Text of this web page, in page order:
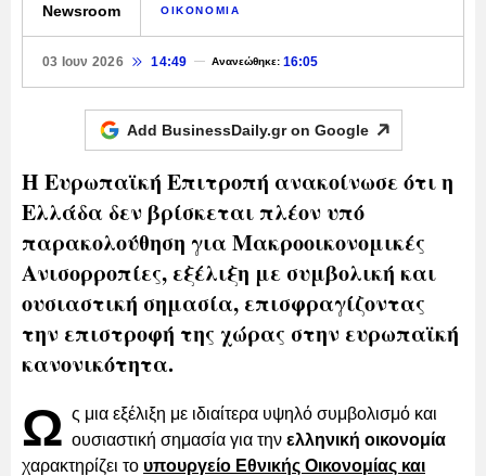
Newsroom ΟΙΚΟΝΟΜΙΑ
03 Ιουν 2026 14:49 Ανανεώθηκε:16:05
Add BusinessDaily.gr on Google
Η Ευρωπαϊκή Επιτροπή ανακοίνωσε ότι η
Ελλάδα δεν βρίσκεται πλέον υπό
παρακολούθηση για Μακροοικονομικές
Ανισορροπίες, εξέλιξη με συμβολική και
ουσιαστική σημασία, επισφραγίζοντας
την επιστροφή της χώρας στην ευρωπαϊκή
κανονικότητα.
Ω ς μια εξέλιξη με ιδιαίτερα υψηλό συμβολισμό και
ουσιαστική σημασία για την ελληνική οικονομία
χαρακτηρίζει το υπουργείο Εθνικής Οικονομίας και